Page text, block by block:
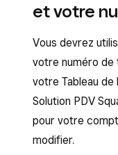
et votre
Vous devrez
votre numéro de
votre Tableau de
Solution PDV
pour votre
modifier.